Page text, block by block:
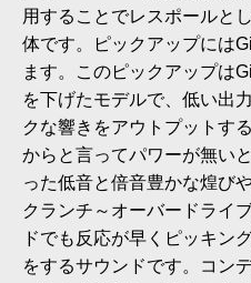
用することでレスポールと
体です。ピックアップには
ます。このピックアップは
を下げたモデルで、低い出
クな響きをアウトプットす
からと言ってパワーが無い
った低音と倍音豊かな煌び
クランチ～オーバードライ
ドでも反応が早くピッキン
をするサウンドです。コン